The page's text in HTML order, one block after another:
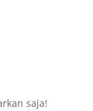
saja!